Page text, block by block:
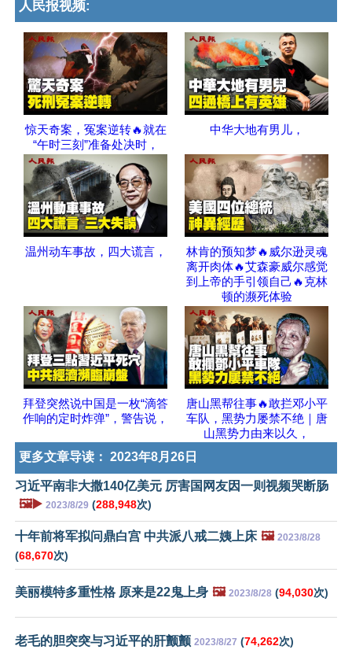
人民报视频:
惊天奇案，冤案逆转🔥就在
“午时三刻”准备处决时，
中华大地有男儿，
温州动车事故，四大谎言，
林肯的预知梦🔥威尔逊灵魂
离开肉体🔥艾森豪威尔感觉
到上帝的手引领自己🔥克林
顿的濒死体验
拜登突然说中国是一枚“滴答
作响的定时炸弹”，警告说，
唐山黑帮往事🔥敢拦邓小平
车队，黑势力屡禁不绝｜唐
山黑势力由来以久，
更多文章导读： 2023年8月26日
习近平南非大撒140亿美元 厉害国网友因一则视频哭断肠
🖼️▶️ 2023/8/29 (288,948次)
十年前将军拟问鼎白宫 中共派八戒二姨上床 🖼️ 2023/8/28
(68,670次)
美丽模特多重性格 原来是22鬼上身 🖼️ 2023/8/28 (94,030次)
老毛的胆突突与习近平的肝颤颤 2023/8/27 (74,262次)